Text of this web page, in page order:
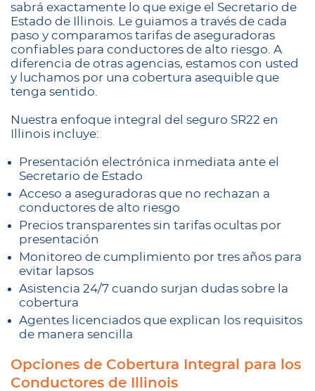
sabrá exactamente lo que exige el Secretario de
Estado de Illinois. Le guiamos a través de cada
paso y comparamos tarifas de aseguradoras
confiables para conductores de alto riesgo. A
diferencia de otras agencias, estamos con usted
y luchamos por una cobertura asequible que
tenga sentido.
Nuestra enfoque integral del seguro SR22 en
Illinois incluye:
Presentación electrónica inmediata ante el
Secretario de Estado
Acceso a aseguradoras que no rechazan a
conductores de alto riesgo
Precios transparentes sin tarifas ocultas por
presentación
Monitoreo de cumplimiento por tres años para
evitar lapsos
Asistencia 24/7 cuando surjan dudas sobre la
cobertura
Agentes licenciados que explican los requisitos
de manera sencilla
Opciones de Cobertura Integral para los
Conductores de Illinois